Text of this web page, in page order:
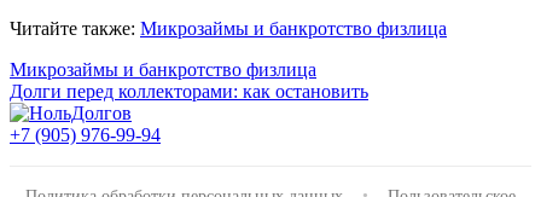
Читайте также: Микрозаймы и банкротство физлица
Навигация
по
записям
Микрозаймы и банкротство физлица
Долги перед коллекторами: как остановить
+7 (905) 976-99-94